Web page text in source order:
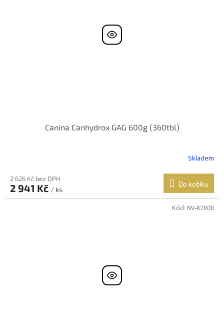
Canina Canhydrox GAG 600g (360tbl)
Skladem
2 626 Kč bez DPH
2 941 Kč / ks
Do košíku
Kód: NV-82800